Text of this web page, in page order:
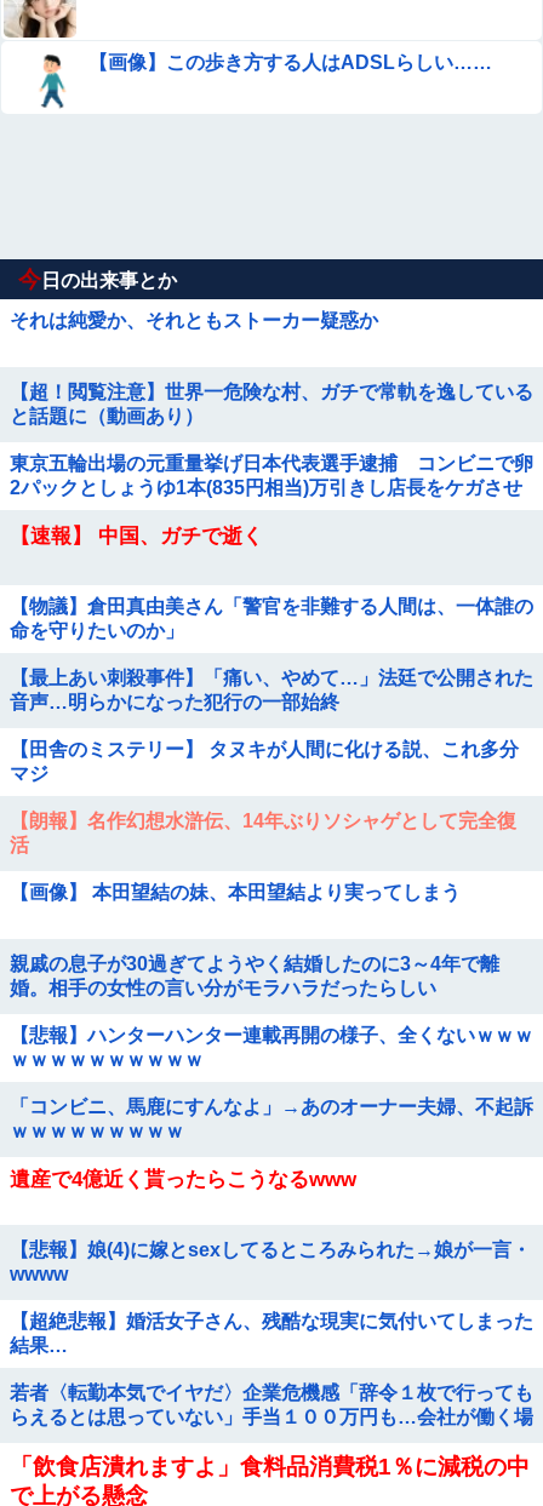
【画像】この歩き方する人はADSLらしい……
今 日の出来事とか
それは純愛か、それともストーカー疑惑か
【超！閲覧注意】世界一危険な村、ガチで常軌を逸している
と話題に（動画あり）
東京五輪出場の元重量挙げ日本代表選手逮捕 コンビニで卵
2パックとしょうゆ1本(835円相当)万引きし店長をケガさせ
【速報】 中国、ガチで逝く
【物議】倉田真由美さん「警官を非難する人間は、一体誰の
命を守りたいのか」
【最上あい刺殺事件】「痛い、やめて…」法廷で公開された
音声…明らかになった犯行の一部始終
【田舎のミステリー】 タヌキが人間に化ける説、これ多分
マジ
【朗報】名作幻想水滸伝、14年ぶりソシャゲとして完全復
活
【画像】 本田望結の妹、本田望結より実ってしまう
親戚の息子が30過ぎてようやく結婚したのに3～4年で離
婚。相手の女性の言い分がモラハラだったらしい
【悲報】ハンターハンター連載再開の様子、全くないｗｗｗ
ｗｗｗｗｗｗｗｗｗｗ
「コンビニ、馬鹿にすんなよ」→あのオーナー夫婦、不起訴
ｗｗｗｗｗｗｗｗｗ
遺産で4億近く貰ったらこうなるwww
【悲報】娘(4)に嫁とsexしてるところみられた→娘が一言・
wwww
【超絶悲報】婚活女子さん、残酷な現実に気付いてしまった
結果…
若者〈転勤本気でイヤだ〉企業危機感「辞令１枚で行っても
らえるとは思っていない」手当１００万円も…会社が働く場
「飲食店潰れますよ」食料品消費税1％に減税の中
で上がる懸念